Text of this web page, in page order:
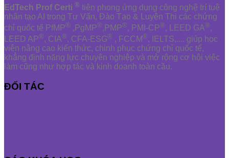
EdTech Prof Certi ® tiên phong ứng dụng công nghệ trí tuệ
nhân tạo AI trong Tư Vấn, Đào Tạo & Luyện Thi các chứng
chỉ quốc tế PfMP® ,PgMP®,PMP®, PMI-CP®, LEED GA®,
LEED AP®, CIA®, CFA-ESG® , FCCM®, IELTS,.... giúp học
viên nâng cao kiến thức, chinh phục chứng chỉ quốc tế,
khẳng định năng lực chuyên nghiệp và mở rộng cơ hội việc
làm cũng như hợp tác và kinh doanh toàn cầu.
ĐỐI TÁC